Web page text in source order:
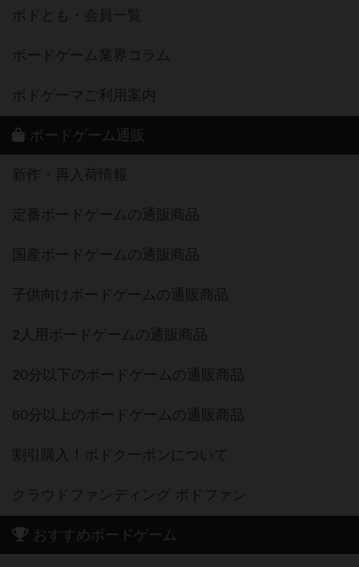
ボドとも・会員一覧
ボードゲーム業界コラム
ボドゲーマご利用案内
ボードゲーム通販
新作・再入荷情報
定番ボードゲームの通販商品
国産ボードゲームの通販商品
子供向けボードゲームの通販商品
2人用ボードゲームの通販商品
20分以下のボードゲームの通販商品
60分以上のボードゲームの通販商品
割引購入！ボドクーポンについて
クラウドファンディング ボドファン
おすすめボードゲーム